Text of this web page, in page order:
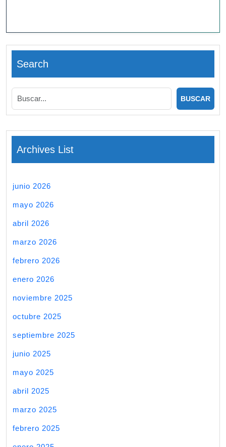
Search
Archives List
junio 2026
mayo 2026
abril 2026
marzo 2026
febrero 2026
enero 2026
noviembre 2025
octubre 2025
septiembre 2025
junio 2025
mayo 2025
abril 2025
marzo 2025
febrero 2025